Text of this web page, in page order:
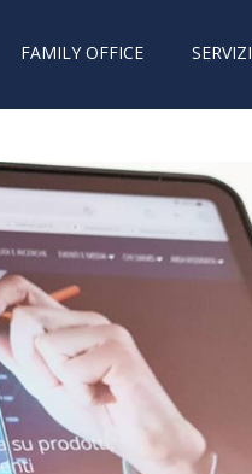
FAMILY OFFICE SERVIZI